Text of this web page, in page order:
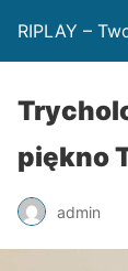
RIPLAY –
piękno
admin